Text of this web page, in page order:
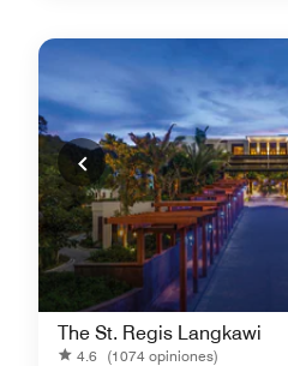
The St. Regis Langkawi
4.6 (1074 opiniones)